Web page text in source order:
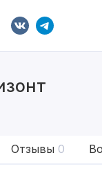
Отзывы 0